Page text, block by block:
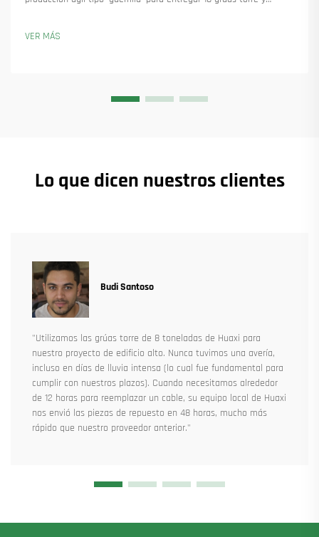
la producción en marcha. Obtenga más información.
VER MÁS
Lo que dicen nuestros clientes
Budi Santoso
"Utilizamos las grúas torre de 8 toneladas de Huaxi para
nuestro proyecto de edificio alto. Nunca tuvimos una avería,
incluso en días de lluvia intensa (lo cual fue fundamental para
cumplir con nuestros plazos). Cuando necesitamos alrededor
de 12 horas para reemplazar un cable, su equipo local de Huaxi
nos envió las piezas de repuesto en 48 horas, mucho más
rápido que nuestro proveedor anterior."